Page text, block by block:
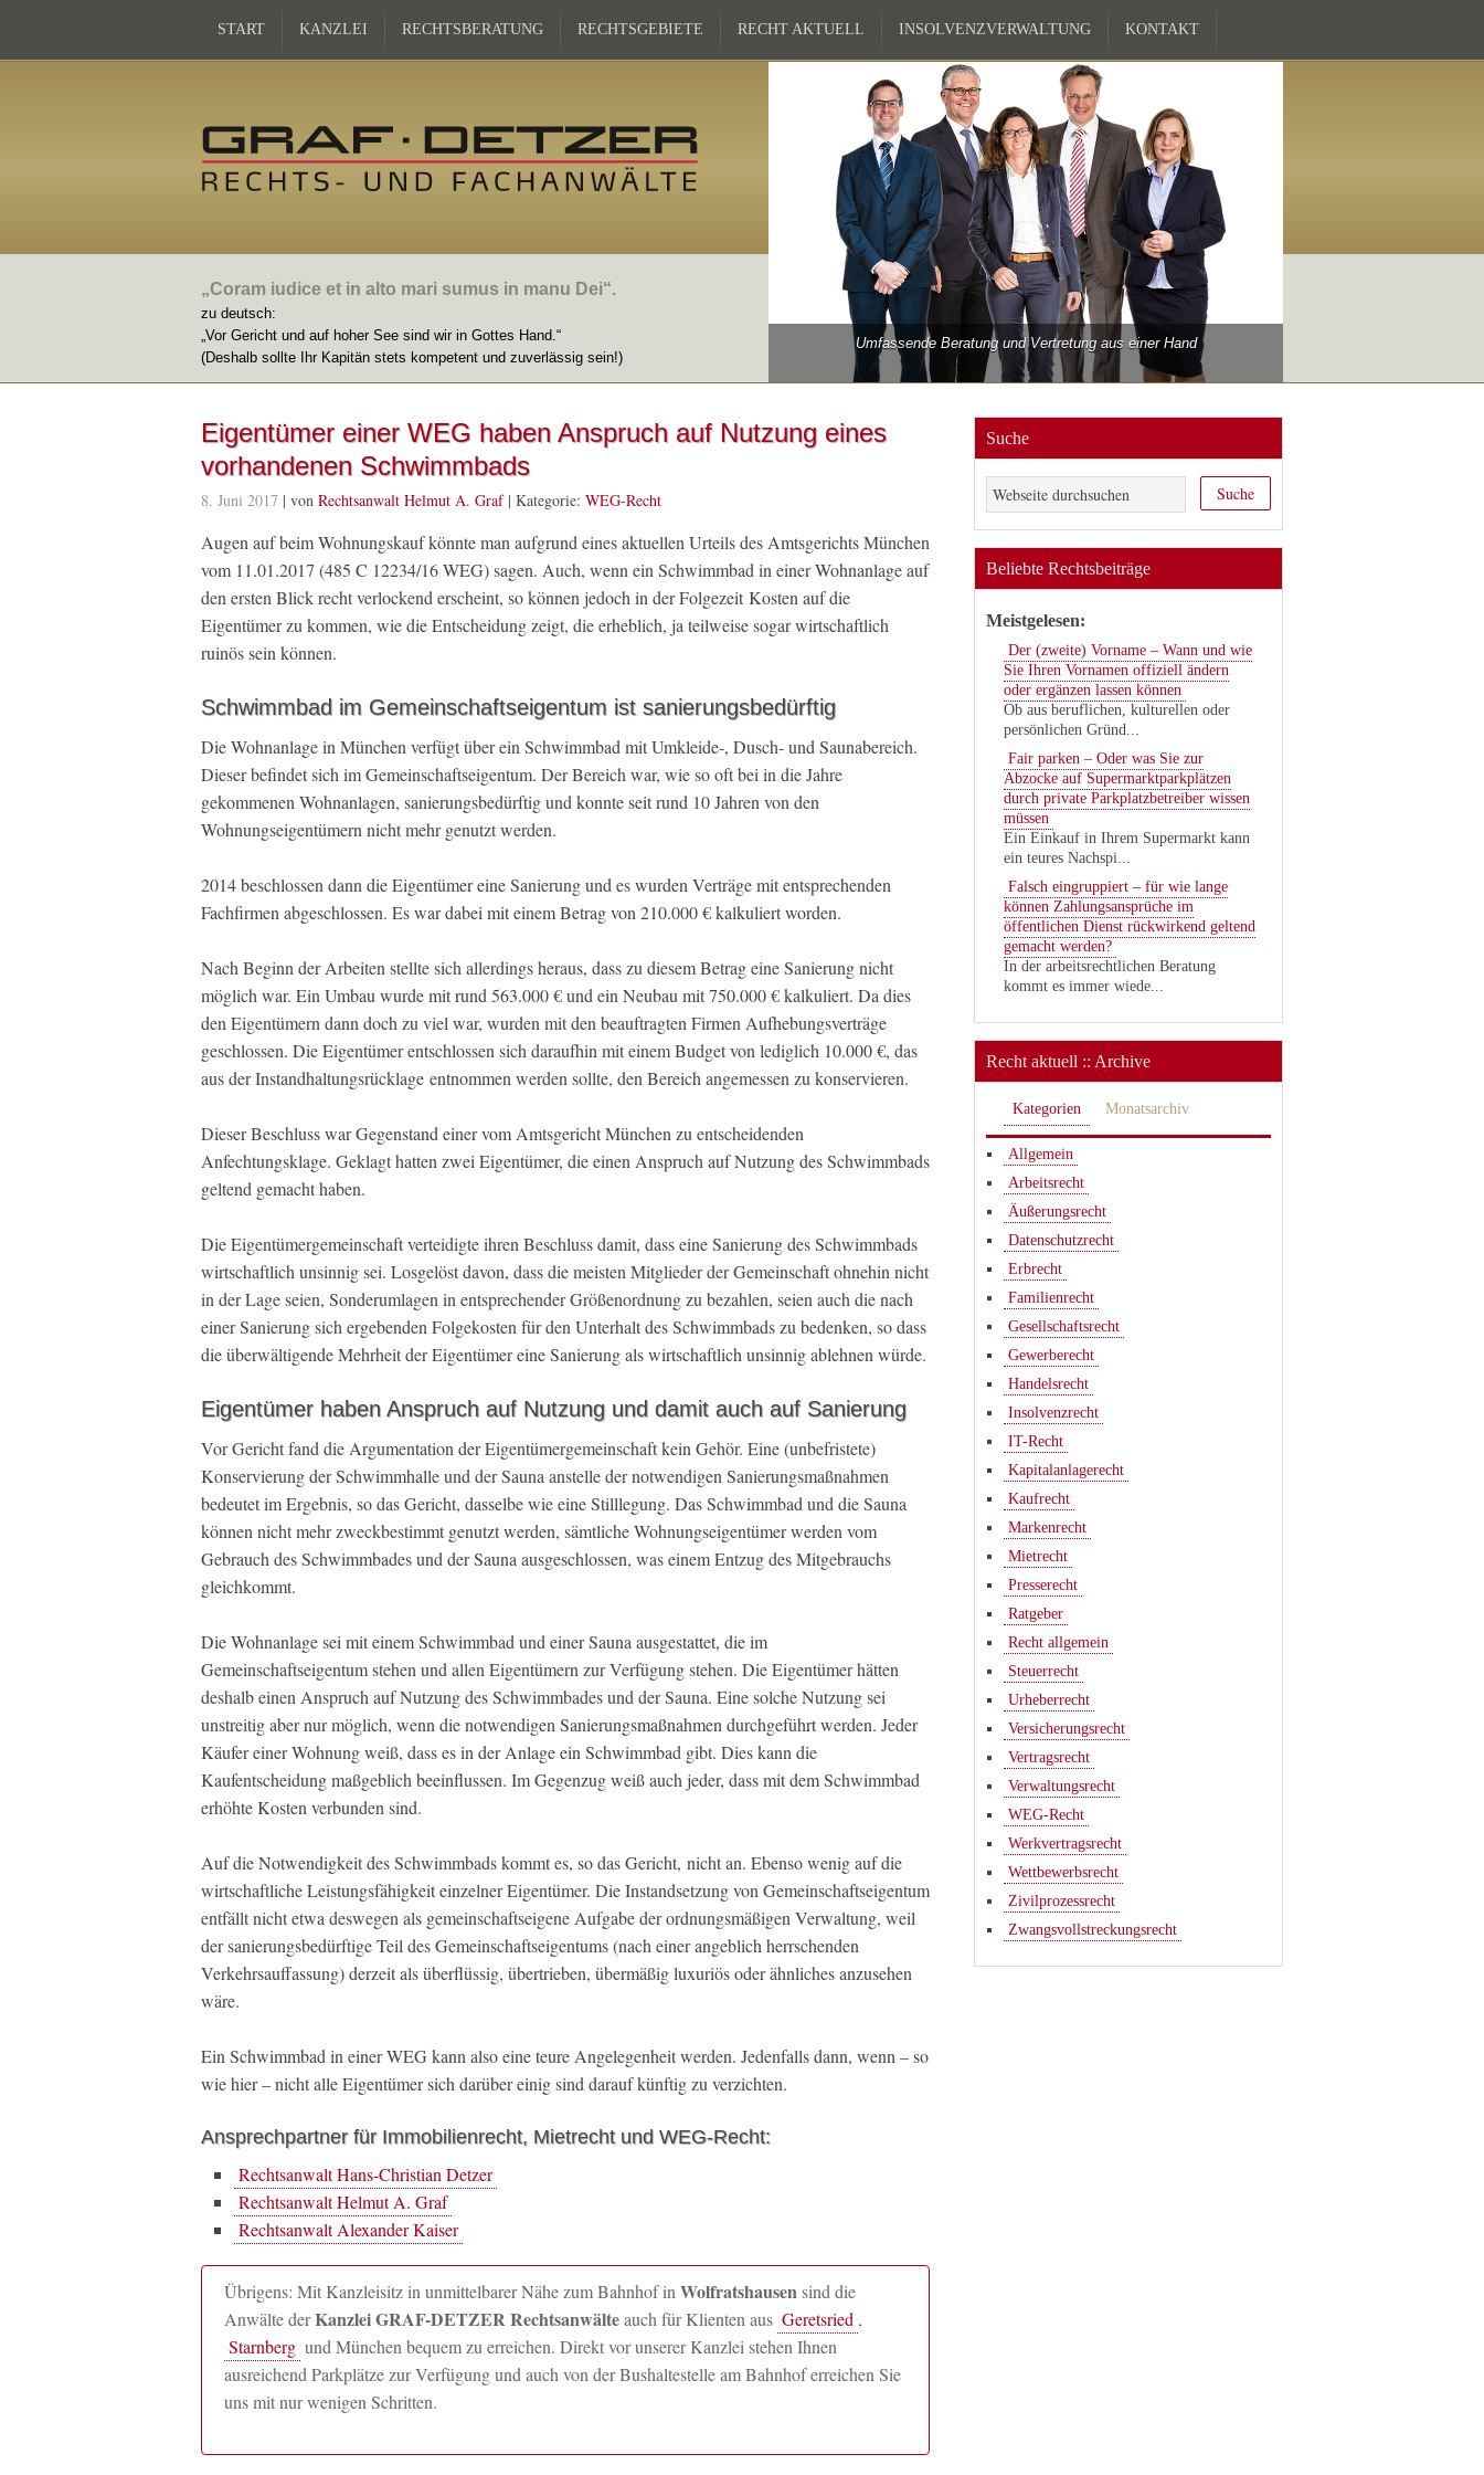
START KANZLEI RECHTSBERATUNG RECHTSGEBIETE RECHT AKTUELL INSOLVENZVERWALTUNG KONTAKT
„Coram iudice et in alto mari sumus in manu Dei“.
zu deutsch:
„Vor Gericht und auf hoher See sind wir in Gottes Hand.“
(Deshalb sollte Ihr Kapitän stets kompetent und zuverlässig sein!)
Umfassende Beratung und Vertretung aus einer Hand
Eigentümer einer WEG haben Anspruch auf Nutzung eines
vorhandenen Schwimmbads
8. Juni 2017 | von Rechtsanwalt Helmut A. Graf| Kategorie: WEG-Recht
Augen auf beim Wohnungskauf könnte man aufgrund eines aktuellen Urteils des Amtsgerichts München
vom 11.01.2017 (485 C 12234/16 WEG) sagen. Auch, wenn ein Schwimmbad in einer Wohnanlage auf
den ersten Blick recht verlockend erscheint, so können jedoch in der Folgezeit Kosten auf die
Eigentümer zu kommen, wie die Entscheidung zeigt, die erheblich, ja teilweise sogar wirtschaftlich
ruinös sein können.
Schwimmbad im Gemeinschaftseigentum ist sanierungsbedürftig
Die Wohnanlage in München verfügt über ein Schwimmbad mit Umkleide-, Dusch- und Saunabereich.
Dieser befindet sich im Gemeinschaftseigentum. Der Bereich war, wie so oft bei in die Jahre
gekommenen Wohnanlagen, sanierungsbedürftig und konnte seit rund 10 Jahren von den
Wohnungseigentümern nicht mehr genutzt werden.
2014 beschlossen dann die Eigentümer eine Sanierung und es wurden Verträge mit entsprechenden
Fachfirmen abgeschlossen. Es war dabei mit einem Betrag von 210.000 € kalkuliert worden.
Nach Beginn der Arbeiten stellte sich allerdings heraus, dass zu diesem Betrag eine Sanierung nicht
möglich war. Ein Umbau wurde mit rund 563.000 € und ein Neubau mit 750.000 € kalkuliert. Da dies
den Eigentümern dann doch zu viel war, wurden mit den beauftragten Firmen Aufhebungsverträge
geschlossen. Die Eigentümer entschlossen sich daraufhin mit einem Budget von lediglich 10.000 €, das
aus der Instandhaltungsrücklage entnommen werden sollte, den Bereich angemessen zu konservieren.
Dieser Beschluss war Gegenstand einer vom Amtsgericht München zu entscheidenden
Anfechtungsklage. Geklagt hatten zwei Eigentümer, die einen Anspruch auf Nutzung des Schwimmbads
geltend gemacht haben.
Die Eigentümergemeinschaft verteidigte ihren Beschluss damit, dass eine Sanierung des Schwimmbads
wirtschaftlich unsinnig sei. Losgelöst davon, dass die meisten Mitglieder der Gemeinschaft ohnehin nicht
in der Lage seien, Sonderumlagen in entsprechender Größenordnung zu bezahlen, seien auch die nach
einer Sanierung sich ergebenden Folgekosten für den Unterhalt des Schwimmbads zu bedenken, so dass
die überwältigende Mehrheit der Eigentümer eine Sanierung als wirtschaftlich unsinnig ablehnen würde.
Eigentümer haben Anspruch auf Nutzung und damit auch auf Sanierung
Vor Gericht fand die Argumentation der Eigentümergemeinschaft kein Gehör. Eine (unbefristete)
Konservierung der Schwimmhalle und der Sauna anstelle der notwendigen Sanierungsmaßnahmen
bedeutet im Ergebnis, so das Gericht, dasselbe wie eine Stilllegung. Das Schwimmbad und die Sauna
können nicht mehr zweckbestimmt genutzt werden, sämtliche Wohnungseigentümer werden vom
Gebrauch des Schwimmbades und der Sauna ausgeschlossen, was einem Entzug des Mitgebrauchs
gleichkommt.
Die Wohnanlage sei mit einem Schwimmbad und einer Sauna ausgestattet, die im
Gemeinschaftseigentum stehen und allen Eigentümern zur Verfügung stehen. Die Eigentümer hätten
deshalb einen Anspruch auf Nutzung des Schwimmbades und der Sauna. Eine solche Nutzung sei
unstreitig aber nur möglich, wenn die notwendigen Sanierungsmaßnahmen durchgeführt werden. Jeder
Käufer einer Wohnung weiß, dass es in der Anlage ein Schwimmbad gibt. Dies kann die
Kaufentscheidung maßgeblich beeinflussen. Im Gegenzug weiß auch jeder, dass mit dem Schwimmbad
erhöhte Kosten verbunden sind.
Auf die Notwendigkeit des Schwimmbads kommt es, so das Gericht, nicht an. Ebenso wenig auf die
wirtschaftliche Leistungsfähigkeit einzelner Eigentümer. Die Instandsetzung von Gemeinschaftseigentum
entfällt nicht etwa deswegen als gemeinschaftseigene Aufgabe der ordnungsmäßigen Verwaltung, weil
der sanierungsbedürftige Teil des Gemeinschaftseigentums (nach einer angeblich herrschenden
Verkehrsauffassung) derzeit als überflüssig, übertrieben, übermäßig luxuriös oder ähnliches anzusehen
wäre.
Ein Schwimmbad in einer WEG kann also eine teure Angelegenheit werden. Jedenfalls dann, wenn – so
wie hier – nicht alle Eigentümer sich darüber einig sind darauf künftig zu verzichten.
Ansprechpartner für Immobilienrecht, Mietrecht und WEG-Recht:
Rechtsanwalt Hans-Christian Detzer
Rechtsanwalt Helmut A. Graf
Rechtsanwalt Alexander Kaiser
Übrigens: Mit Kanzleisitz in unmittelbarer Nähe zum Bahnhof in Wolfratshausensind die
Anwälte derKanzlei GRAF-DETZER Rechtsanwälteauch für Klienten aus Geretsried ,
Starnberg und München bequem zu erreichen. Direkt vor unserer Kanzlei stehen Ihnen
ausreichend Parkplätze zur Verfügung und auch von der Bushaltestelle am Bahnhof erreichen Sie
uns mit nur wenigen Schritten.
Suche
Beliebte Rechtsbeiträge
Meistgelesen:
Der (zweite) Vorname – Wann und wie
Sie Ihren Vornamen offiziell ändern
oder ergänzen lassen können
Ob aus beruflichen, kulturellen oder
persönlichen Gründ...
Fair parken – Oder was Sie zur
Abzocke auf Supermarktparkplätzen
durch private Parkplatzbetreiber wissen
müssen
Ein Einkauf in Ihrem Supermarkt kann
ein teures Nachspi...
Falsch eingruppiert – für wie lange
können Zahlungsansprüche im
öffentlichen Dienst rückwirkend geltend
gemacht werden?
In der arbeitsrechtlichen Beratung
kommt es immer wiede...
Recht aktuell :: Archive
Kategorien Monatsarchiv
Allgemein
Arbeitsrecht
Äußerungsrecht
Datenschutzrecht
Erbrecht
Familienrecht
Gesellschaftsrecht
Gewerberecht
Handelsrecht
Insolvenzrecht
IT-Recht
Kapitalanlagerecht
Kaufrecht
Markenrecht
Mietrecht
Presserecht
Ratgeber
Recht allgemein
Steuerrecht
Urheberrecht
Versicherungsrecht
Vertragsrecht
Verwaltungsrecht
WEG-Recht
Werkvertragsrecht
Wettbewerbsrecht
Zivilprozessrecht
Zwangsvollstreckungsrecht